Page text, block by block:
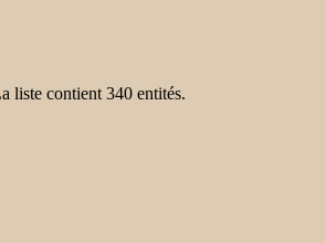
liste contient 340 entités.